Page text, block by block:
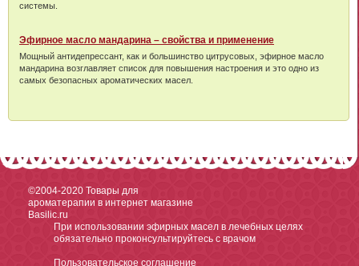
системы.
Эфирное масло мандарина – свойства и применение
Мощный антидепрессант, как и большинство цитрусовых, эфирное масло
мандарина возглавляет список для повышения настроения и это одно из
самых безопасных ароматических масел.
©2004-2020 Товары для
ароматерапии в интернет магазине
Basilic.ru
При использовании эфирных масел в лечебных целях
обязательно проконсультируйтесь с врачом
Пользовательское соглашение